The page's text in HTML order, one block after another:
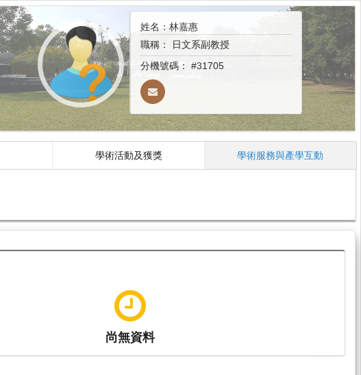
姓名：林嘉惠
職稱：
日文系副教授
分機號碼： #31705
學術活動及獲獎 學術服務與產學互動
尚無資料